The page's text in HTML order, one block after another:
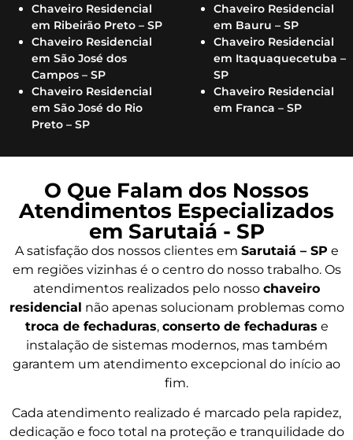
Chaveiro Residencial
em Ribeirão Preto – SP
Chaveiro Residencial
em São José dos
Campos – SP
Chaveiro Residencial
em São José do Rio
Preto – SP
Chaveiro Residencial
em Bauru – SP
Chaveiro Residencial
em Itaquaquecetuba –
SP
Chaveiro Residencial
em Franca – SP
O Que Falam dos Nossos
Atendimentos Especializados
em Sarutaiá - SP
A satisfação dos nossos clientes em Sarutaiá – SP e
em regiões vizinhas é o centro do nosso trabalho. Os
atendimentos realizados pelo nosso chaveiro
residencial não apenas solucionam problemas como
troca de fechaduras, conserto de fechaduras e
instalação de sistemas modernos, mas também
garantem um atendimento excepcional do início ao
fim.
Cada atendimento realizado é marcado pela rapidez,
dedicação e foco total na proteção e tranquilidade do